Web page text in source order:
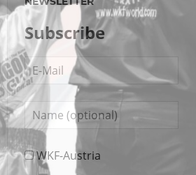
Subscribe
WKF-Austria